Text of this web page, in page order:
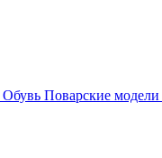
Обувь Поварские модели